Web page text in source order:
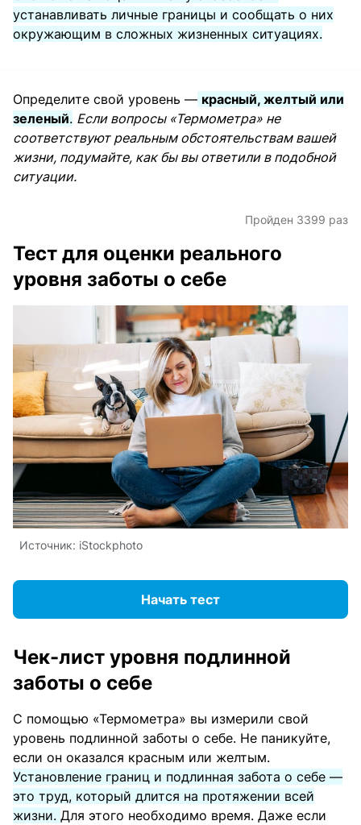
устанавливать личные границы и сообщать о них
окружающим в сложных жизненных ситуациях.
Определите свой уровень — красный, желтый или
зеленый. Если вопросы «Термометра» не
соответствуют реальным обстоятельствам вашей
жизни, подумайте, как бы вы ответили в подобной
ситуации.
Пройден 3399 раз
Тест для оценки реального
уровня заботы о себе
Источник: iStockphoto
Начать тест
Чек-лист уровня подлинной
заботы о себе
С помощью «Термометра» вы измерили свой
уровень подлинной заботы о себе. Не паникуйте,
если он оказался красным или желтым.
Установление границ и подлинная забота о себе —
это труд, который длится на протяжении всей
жизни. Для этого необходимо время. Даже если